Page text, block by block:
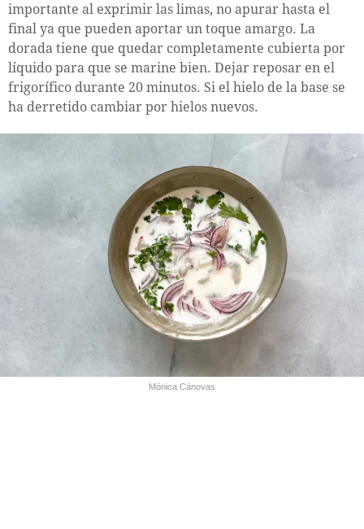
importante al exprimir las limas, no apurar hasta el
final ya que pueden aportar un toque amargo. La
dorada tiene que quedar completamente cubierta por
líquido para que se marine bien. Dejar reposar en el
frigorífico durante 20 minutos. Si el hielo de la base se
ha derretido cambiar por hielos nuevos.
Mónica Cánovas